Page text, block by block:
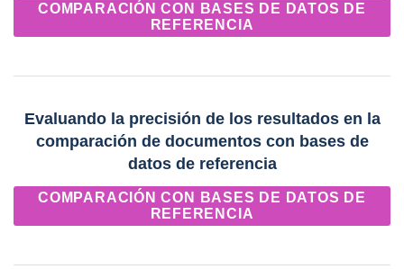
COMPARACIÓN CON BASES DE DATOS DE
REFERENCIA
Evaluando la precisión de los resultados en la
comparación de documentos con bases de
datos de referencia
COMPARACIÓN CON BASES DE DATOS DE
REFERENCIA